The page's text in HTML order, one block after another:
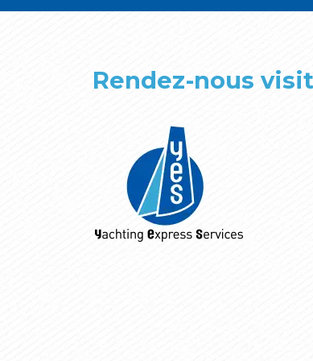
Rendez-nous